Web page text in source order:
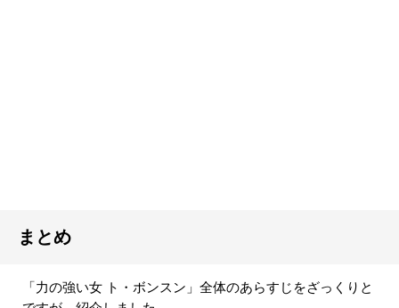
まとめ
「力の強い女 ト・ボンスン」全体のあらすじをざっくりと